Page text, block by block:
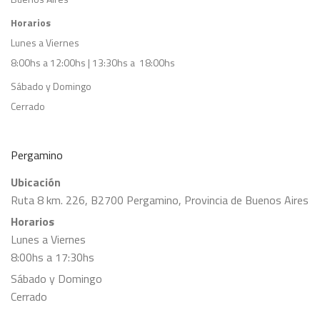
Horarios
Lunes a Viernes
8:00hs a 12:00hs | 13:30hs a 18:00hs
Sábado y Domingo
Cerrado
Pergamino
Ubicación
Ruta 8 km. 226, B2700 Pergamino, Provincia de Buenos Aires
Horarios
Lunes a Viernes
8:00hs a 17:30hs
Sábado y Domingo
Cerrado